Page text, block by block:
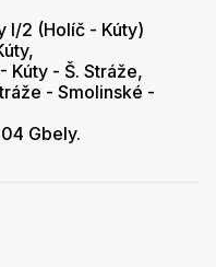
I/2 (Holíč - Kúty)
Kúty - Š. Stráže,
- Smolinské -
Gbely.